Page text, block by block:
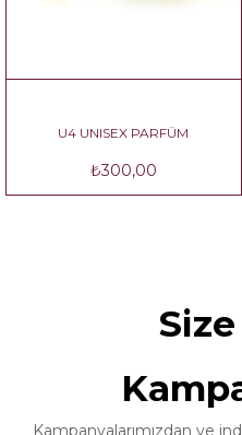
U4 UNISEX PARFÜM
₺300,00
Kampanyalarımızdan ve